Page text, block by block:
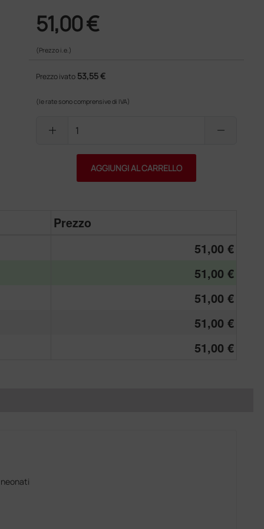
51,00 €
(Prezzo i.e.)
Prezzo ivato 53,55 €
(le rate sono comprensive di IVA)
add remove
AGGIUNGI AL CARRELLO
Prezzo
51,00 €
51,00 €
51,00 €
51,00 €
51,00 €